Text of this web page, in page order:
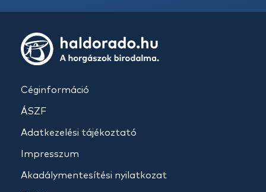
Céginformáció
ÁSZF
Adatkezelési tájékoztató
Impresszum
Akadálymentesítési nyilatkozat